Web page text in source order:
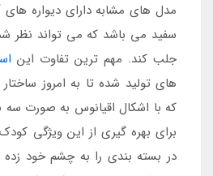
مدل های مشابه دارای دیواره
سفید می باشد که می تواند نظر
جلب کند. مهم ترین تفاوت این
های تولید شده تا به امروز
که با اشکال اقیانوس به صورت
برای بهره گیری از این ویژگی
در بسته بندی را به چشم خود زده